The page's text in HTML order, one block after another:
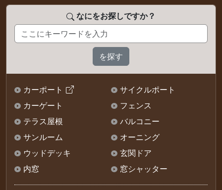
なにをお探しですか？
カーポート
サイクルポート
カーゲート
フェンス
テラス屋根
バルコニー
サンルーム
オーニング
ウッドデッキ
玄関ドア
内窓
窓シャッター